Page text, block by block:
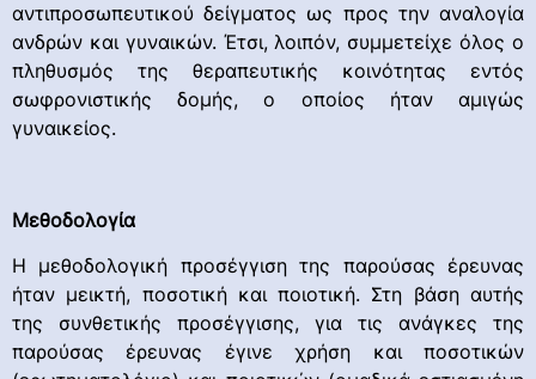
αντιπροσωπευτικού δείγματος ως προς την αναλογία
ανδρών και γυναικών. Έτσι, λοιπόν, συμμετείχε όλος ο
πληθυσμός της θεραπευτικής κοινότητας εντός
σωφρονιστικής δομής, ο οποίος ήταν αμιγώς
γυναικείος.
Μεθοδολογία
Η μεθοδολογική προσέγγιση της παρούσας έρευνας
ήταν μεικτή, ποσοτική και ποιοτική. Στη βάση αυτής
της συνθετικής προσέγγισης, για τις ανάγκες της
παρούσας έρευνας έγινε χρήση και ποσοτικών